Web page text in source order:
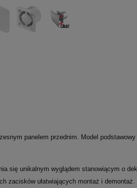
panelem przednim. Model
się unikalnym wyglądem stanowiącym o
zacisków ułatwiających montaż i demontaż.